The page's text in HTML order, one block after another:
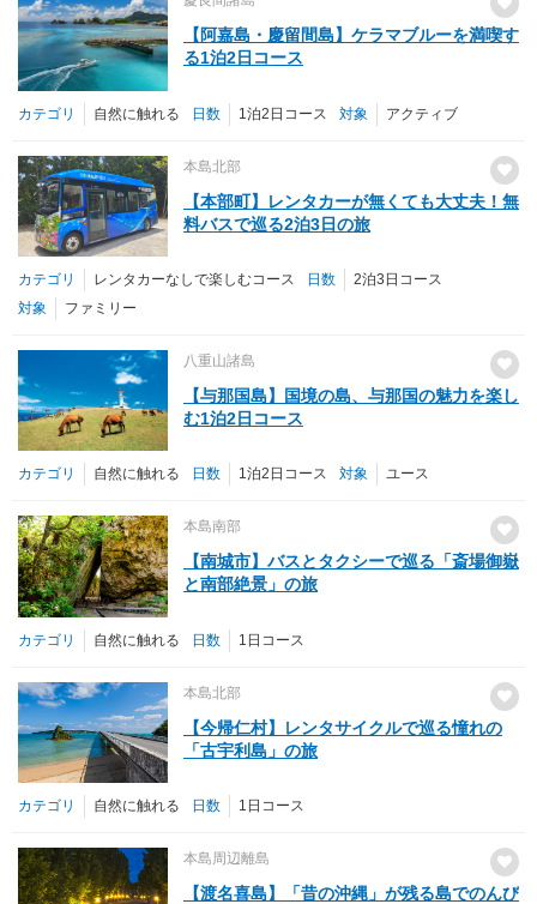
【阿嘉島・慶留間島】ケラマブルーを満喫す
る1泊2日コース
カテゴリ 自然に触れる 日数 1泊2日コース 対象 アクティブ
本島北部
【本部町】レンタカーが無くても大丈夫！無
料バスで巡る2泊3日の旅
カテゴリ レンタカーなしで楽しむコース 日数
2泊3日コース
対象
ファミリー
八重山諸島
【与那国島】国境の島、与那国の魅力を楽し
む1泊2日コース
カテゴリ 自然に触れる 日数 1泊2日コース 対象 ユース
本島南部
【南城市】バスとタクシーで巡る「斎場御嶽
と南部絶景」の旅
カテゴリ 自然に触れる 日数 1日コース
本島北部
【今帰仁村】レンタサイクルで巡る憧れの
「古宇利島」の旅
カテゴリ 自然に触れる 日数 1日コース
本島周辺離島
【渡名喜島】「昔の沖縄」が残る島でのんび